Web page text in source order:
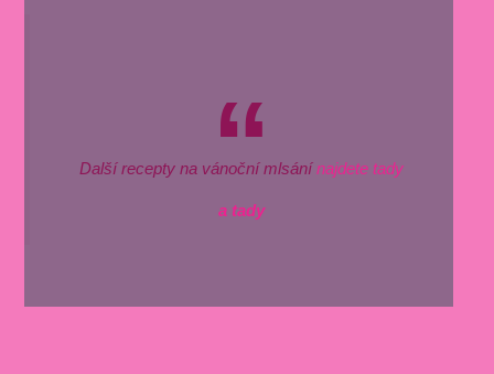
Další recepty na vánoční mlsánínajdete tady
a tady